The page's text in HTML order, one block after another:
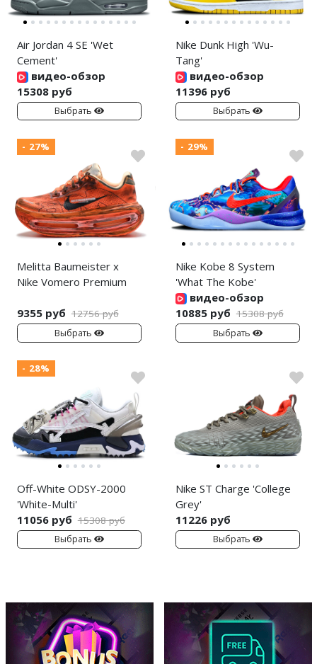
Air Jordan 4 SE 'Wet
Cement'
видео-обзор
15308 руб
Выбрать
Nike Dunk High 'Wu-
Tang'
видео-обзор
11396 руб
Выбрать
- 27%
Melitta Baumeister x
Nike Vomero Premium
9355 руб 12756 руб
Выбрать
- 29%
Nike Kobe 8 System
'What The Kobe'
видео-обзор
10885 руб 15308 руб
Выбрать
- 28%
Off-White ODSY-2000
'White-Multi'
11056 руб 15308 руб
Выбрать
Nike ST Charge 'College
Grey'
11226 руб
Выбрать